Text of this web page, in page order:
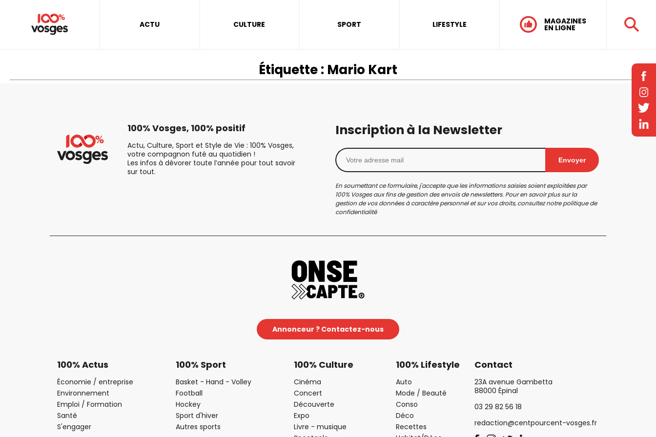
ACTU CULTURE SPORT LIFESTYLE MAGAZINES
EN LIGNE
Étiquette : Mario Kart
100% Vosges, 100% positif
Actu, Culture, Sport et Style de Vie : 100% Vosges,
votre compagnon futé au quotidien !
Les infos à dévorer toute l’année pour tout savoir
sur tout.
Inscription à la Newsletter
Envoyer
En soumettant ce formulaire, j'accepte que les informations saisies soient exploitées par
100% Vosges aux fins de gestion des envois de newsletters. Pour en savoir plus sur la
gestion de vos données à caractère personnel et sur vos droits, consultez notrepolitique de
confidentialité
Annonceur ? Contactez-nous
100% Actus
Économie / entreprise
Environnement
Emploi / Formation
Santé
S'engager
100% Sport
Basket - Hand - Volley
Football
Hockey
Sport d'hiver
Autres sports
100% Culture
Cinéma
Concert
Découverte
Expo
Livre - musique
100% Lifestyle
Auto
Mode / Beauté
Conso
Déco
Recettes
Contact
23A avenue Gambetta
88000 Épinal
03 29 82 56 18
redaction@centpourcent-vosges.fr